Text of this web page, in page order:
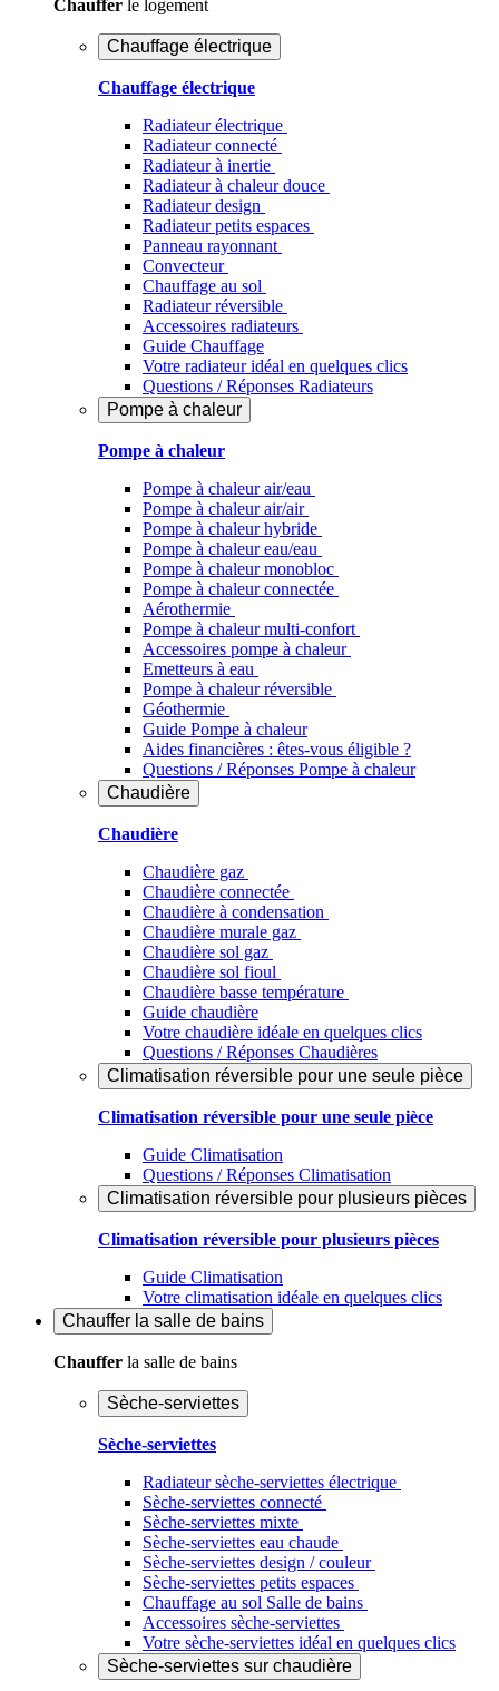
Chauffer le logement
Chauffage électrique
Chauffage électrique
Radiateur électrique
Radiateur connecté
Radiateur à inertie
Radiateur à chaleur douce
Radiateur design
Radiateur petits espaces
Panneau rayonnant
Convecteur
Chauffage au sol
Radiateur réversible
Accessoires radiateurs
Guide Chauffage
Votre radiateur idéal en quelques clics
Questions / Réponses Radiateurs
Pompe à chaleur
Pompe à chaleur
Pompe à chaleur air/eau
Pompe à chaleur air/air
Pompe à chaleur hybride
Pompe à chaleur​ eau/eau
Pompe à chaleur monobloc
Pompe à chaleur connectée
Aérothermie
Pompe à chaleur multi-confort
Accessoires pompe à chaleur
Emetteurs à eau
Pompe à chaleur réversible
Géothermie
Guide Pompe à chaleur
Aides financières : êtes-vous éligible ?
Questions / Réponses Pompe à chaleur
Chaudière
Chaudière
Chaudière gaz
Chaudière connectée
Chaudière à condensation
Chaudière murale gaz
Chaudière sol gaz
Chaudière sol fioul
Chaudière basse température
Guide chaudière
Votre chaudière idéale en quelques clics
Questions / Réponses Chaudières
Climatisation réversible pour une seule pièce
Climatisation réversible pour une seule pièce
Guide Climatisation
Questions / Réponses Climatisation
Climatisation réversible pour plusieurs pièces
Climatisation réversible pour plusieurs pièces
Guide Climatisation
Votre climatisation idéale en quelques clics
Chauffer la salle de bains
Chauffer la salle de bains
Sèche-serviettes
Sèche-serviettes
Radiateur sèche-serviettes électrique
Sèche-serviettes connecté
Sèche-serviettes mixte
Sèche-serviettes eau chaude
Sèche-serviettes design / couleur
Sèche-serviettes petits espaces
Chauffage au sol Salle de bains
Accessoires sèche-serviettes
Votre sèche-serviettes idéal en quelques clics
Sèche-serviettes sur chaudière